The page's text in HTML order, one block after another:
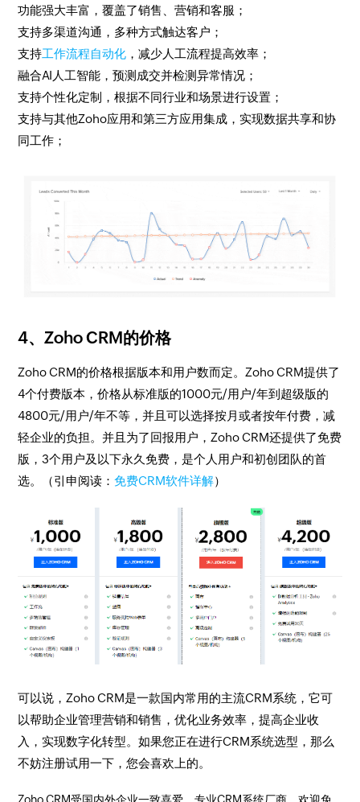
功能强大丰富，覆盖了销售、营销和客服；
支持多渠道沟通，多种方式触达客户；
支持工作流程自动化 ，减少人工流程提高效率；
融合AI人工智能，预测成交并检测异常情况；
支持个性化定制，根据不同行业和场景进行设置；
支持与其他Zoho应用和第三方应用集成，实现数据共享和协
同工作；
4、Zoho CRM的价格
Zoho CRM的价格根据版本和用户数而定。Zoho CRM提供了
4个付费版本，价格从标准版的1000元/用户/年到超级版的
4800元/用户/年不等，并且可以选择按月或者按年付费，减
轻企业的负担。并且为了回报用户，Zoho CRM还提供了免费
版，3个用户及以下永久免费，是个人用户和初创团队的首
选。（引申阅读：免费CRM软件详解）
可以说，Zoho CRM是一款国内常用的主流CRM系统，它可
以帮助企业管理营销和销售，优化业务效率，提高企业收
入，实现数字化转型。如果您正在进行CRM系统选型，那么
不妨注册试用一下，您会喜欢上的。
Zoho CRM受国内外企业一致喜爱，专业CRM系统厂商，欢迎免